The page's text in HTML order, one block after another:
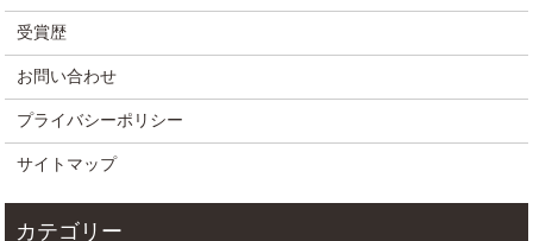
受賞歴
お問い合わせ
プライバシーポリシー
サイトマップ